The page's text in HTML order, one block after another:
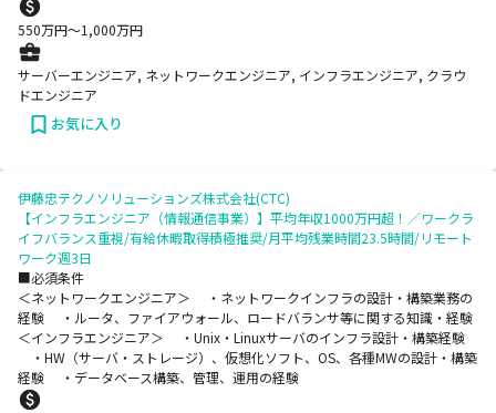
550万円〜1,000万円
サーバーエンジニア, ネットワークエンジニア, インフラエンジニア, クラウ
ドエンジニア
お気に入り
伊藤忠テクノソリューションズ株式会社(CTC)
【インフラエンジニア（情報通信事業）】平均年収1000万円超！／ワークラ
イフバランス重視/有給休暇取得積極推奨/月平均残業時間23.5時間/リモート
ワーク週3日
■必須条件
＜ネットワークエンジニア＞ ・ネットワークインフラの設計・構築業務の
経験 ・ルータ、ファイアウォール、ロードバランサ等に関する知識・経験
＜インフラエンジニア＞ ・Unix・Linuxサーバのインフラ設計・構築経験
・HW（サーバ・ストレージ）、仮想化ソフト、OS、各種MWの設計・構築
経験 ・データベース構築、管理、運用の経験